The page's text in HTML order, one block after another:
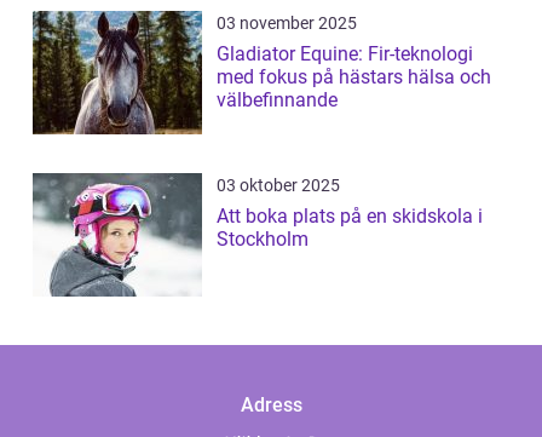
03 november 2025
Gladiator Equine: Fir-teknologi
med fokus på hästars hälsa och
välbefinnande
03 oktober 2025
Att boka plats på en skidskola i
Stockholm
Adress